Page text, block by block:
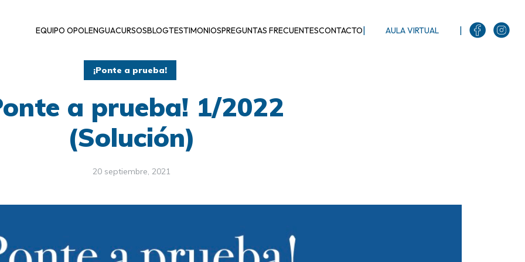
EQUIPO OPOLENGUACURSOSBLOGTESTIMONIOSPREGUNTAS FRECUENTESCONTACTO| AULA VIRTUAL |
¡Ponte a prueba!
a prueba! 1/2022
(Solución)
20 septiembre, 2021